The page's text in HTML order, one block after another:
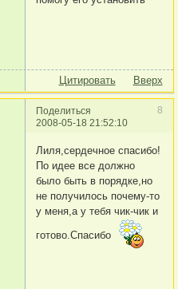
Цитировать Вверх
Поделиться
8
2008-05-18 21:52:10
Лиля,сердечное спасибо!
По идее все должно
было быть в порядке,но
не получилось почему-то
у меня,а у тебя чик-чик и
готово.Спасибо